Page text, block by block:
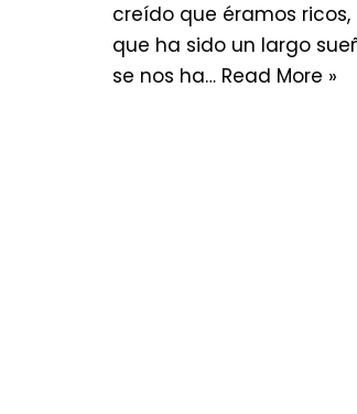
creído que éramos ricos,
que ha sido un largo
se nos ha… Read More »